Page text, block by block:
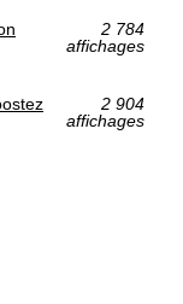
2 784
affichages
2 904
affichages